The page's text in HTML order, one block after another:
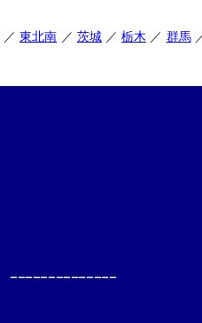
東北南 茨城 栃木 群馬
--------------